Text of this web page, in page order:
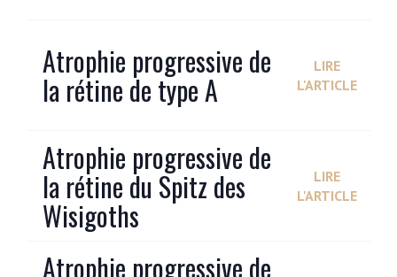
Atrophie progressive de
la rétine de type A
LIRE
L'ARTICLE
Atrophie progressive de
la rétine du Spitz des
Wisigoths
LIRE
L'ARTICLE
Atrophie progressive de